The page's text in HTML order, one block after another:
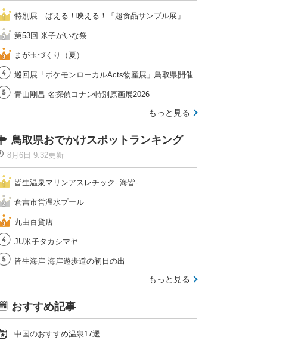
特別展 ばえる！映える！「超食品サンプル展」
第53回 米子がいな祭
まが玉づくり（夏）
巡回展「ポケモンローカルActs物産展」鳥取県開催
青山剛昌 名探偵コナン特別原画展2026
もっと見る
鳥取県おでかけスポットランキング
8月6日 9:32更新
皆生温泉マリンアスレチック- 海皆-
倉吉市営温水プール
丸由百貨店
JU米子タカシマヤ
皆生海岸 海岸遊歩道の初日の出
もっと見る
おすすめ記事
中国のおすすめ温泉17選